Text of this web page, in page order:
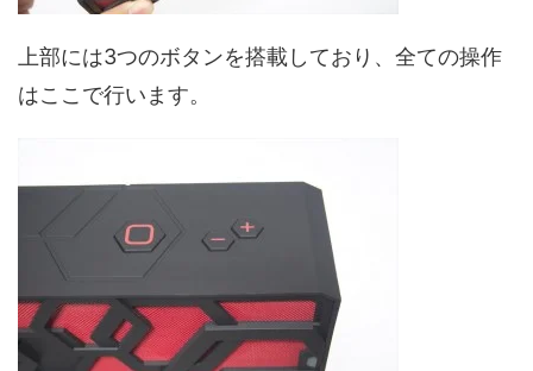
上部には3つのボタンを搭載しており、全ての操作
はここで行います。